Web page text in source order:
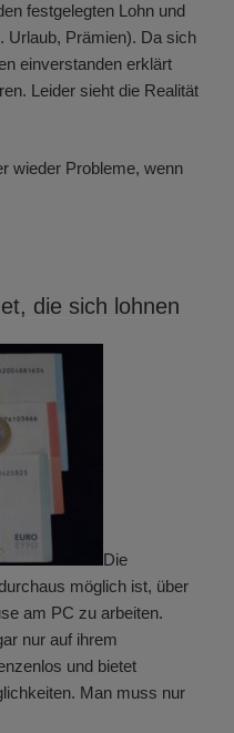
festgelegten Lohn und
Urlaub, Prämien). Da sich
einverstanden erklärt
Leider sieht die Realität
wieder Probleme, wenn
die sich lohnen
Die
möglich ist, über
am PC zu arbeiten.
nur auf ihrem
und bietet
Man muss nur